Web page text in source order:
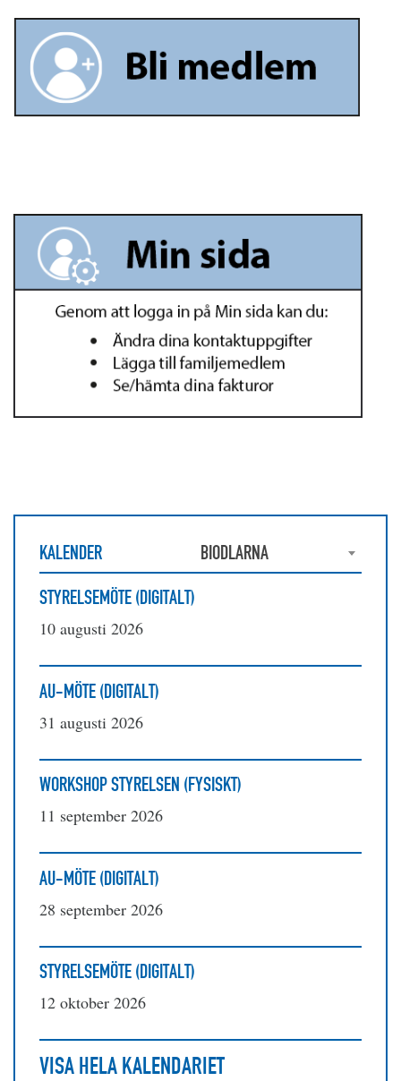
KALENDER
BIODLARNA
STYRELSEMÖTE (DIGITALT)
10 augusti 2026
AU-MÖTE (DIGITALT)
31 augusti 2026
WORKSHOP STYRELSEN (FYSISKT)
11 september 2026
AU-MÖTE (DIGITALT)
28 september 2026
STYRELSEMÖTE (DIGITALT)
12 oktober 2026
VISA HELA KALENDARIET